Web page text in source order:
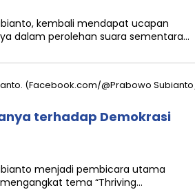
kembali mendapat ucapan
dalam perolehan suara sementara…
terhadap Demokrasi
menjadi pembicara utama
tema “Thriving…